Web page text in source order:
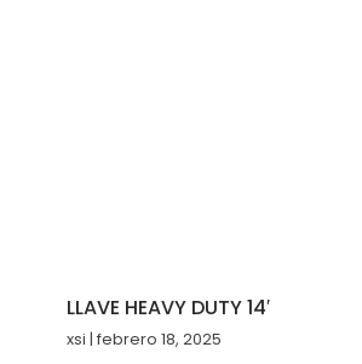
LLAVE HEAVY DUTY 14′
xsi febrero 18, 2025